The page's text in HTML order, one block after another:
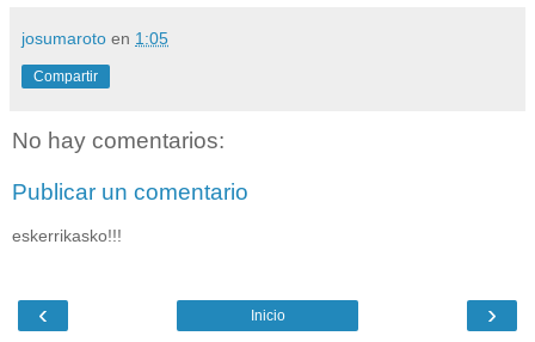
josumaroto en 1:05
Compartir
No hay comentarios:
Publicar un comentario
eskerrikasko!!!
‹ ›
Inicio